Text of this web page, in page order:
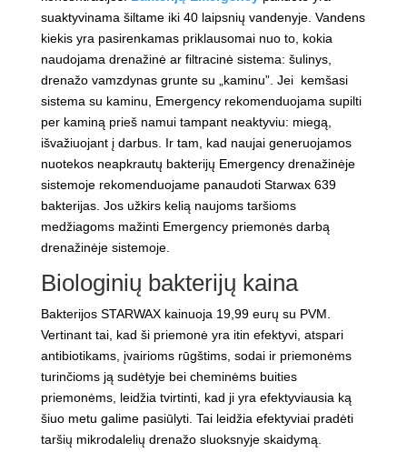
suaktyvinama šiltame iki 40 laipsnių vandenyje. Vandens
kiekis yra pasirenkamas priklausomai nuo to, kokia
naudojama drenažinė ar filtracinė sistema: šulinys,
drenažo vamzdynas grunte su „kaminu”. Jei kemšasi
sistema su kaminu, Emergency rekomenduojama supilti
per kaminą prieš namui tampant neaktyviu: miegą,
išvažiuojant į darbus. Ir tam, kad naujai generuojamos
nuotekos neapkrautų bakterijų Emergency drenažinėje
sistemoje rekomenduojame panaudoti Starwax 639
bakterijas. Jos užkirs kelią naujoms taršioms
medžiagoms mažinti Emergency priemonės darbą
drenažinėje sistemoje.
Biologinių bakterijų kaina
Bakterijos STARWAX kainuoja 19,99 eurų su PVM.
Vertinant tai, kad ši priemonė yra itin efektyvi, atspari
antibiotikams, įvairioms rūgštims, sodai ir priemonėms
turinčioms ją sudėtyje bei cheminėms buities
priemonėms, leidžia tvirtinti, kad ji yra efektyviausia ką
šiuo metu galime pasiūlyti. Tai leidžia efektyviai pradėti
taršių mikrodalelių drenažo sluoksnyje skaidymą.